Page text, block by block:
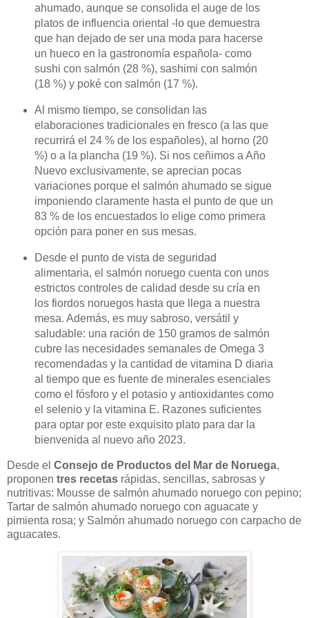
ahumado, aunque se consolida el auge de los
platos de influencia oriental -lo que demuestra
que han dejado de ser una moda para hacerse
un hueco en la gastronomía española- como
sushi con salmón (28 %), sashimi con salmón
(18 %) y poké con salmón (17 %).
Al mismo tiempo, se consolidan las
elaboraciones tradicionales en fresco (a las que
recurrirá el 24 % de los españoles), al horno (20
%) o a la plancha (19 %). Si nos ceñimos a Año
Nuevo exclusivamente, se aprecian pocas
variaciones porque el salmón ahumado se sigue
imponiendo claramente hasta el punto de que un
83 % de los encuestados lo elige como primera
opción para poner en sus mesas.
Desde el punto de vista de seguridad
alimentaria, el salmón noruego cuenta con unos
estrictos controles de calidad desde su cría en
los fiordos noruegos hasta que llega a nuestra
mesa. Además, es muy sabroso, versátil y
saludable: una ración de 150 gramos de salmón
cubre las necesidades semanales de Omega 3
recomendadas y la cantidad de vitamina D diaria
al tiempo que es fuente de minerales esenciales
como el fósforo y el potasio y antioxidantes como
el selenio y la vitamina E. Razones suficientes
para optar por este exquisito plato para dar la
bienvenida al nuevo año 2023.
Desde el Consejo de Productos del Mar de Noruega,
proponen tres recetas rápidas, sencillas, sabrosas y
nutritivas: Mousse de salmón ahumado noruego con pepino;
Tartar de salmón ahumado noruego con aguacate y
pimienta rosa; y Salmón ahumado noruego con carpacho de
aguacates.